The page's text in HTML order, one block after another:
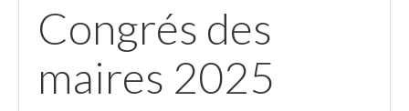
Congrés des
maires 2025